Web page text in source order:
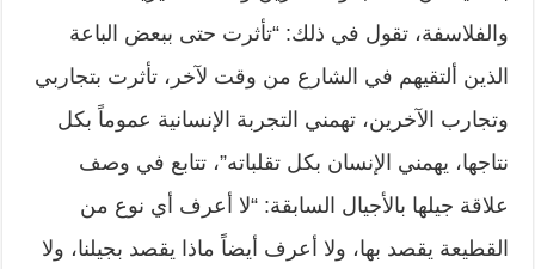
والفلاسفة، تقول في ذلك: “تأثرت حتى ببعض الباعة
الذين ألتقيهم في الشارع من وقت لآخر، تأثرت بتجاربي
وتجارب الآخرين، تهمني التجربة الإنسانية عموماً بكل
نتاجها، يهمني الإنسان بكل تقلباته”، تتابع في وصف
علاقة جيلها بالأجيال السابقة: “لا أعرف أي نوع من
القطيعة يقصد بها، ولا أعرف أيضاً ماذا يقصد بجيلنا، ولا